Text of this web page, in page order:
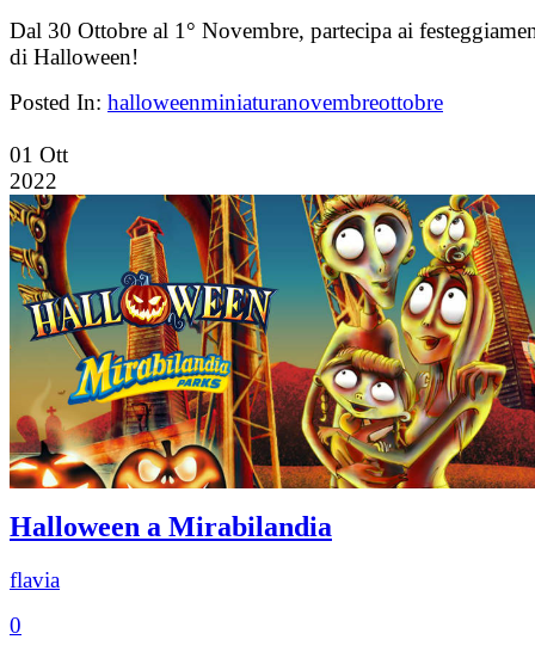
Dal 30 Ottobre al 1° Novembre, partecipa ai
di Halloween!
Posted In: halloweenminiaturanovembreottobre
01 Ott
2022
Halloween a Mirabilandia
flavia
0